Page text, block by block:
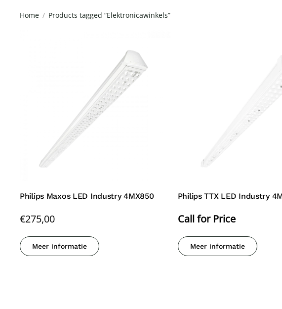
Home Products tagged “Elektronicawinkels”
Philips Maxos LED Industry 4MX850
€275,00
Meer informatie
Philips TTX LED Industry
Call for Price
Meer informatie